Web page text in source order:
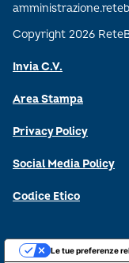
Copyright 2026
Invia C.V.
Area Stampa
Privacy Policy
Social Media Policy
Codice Etico
Le tue preferenze